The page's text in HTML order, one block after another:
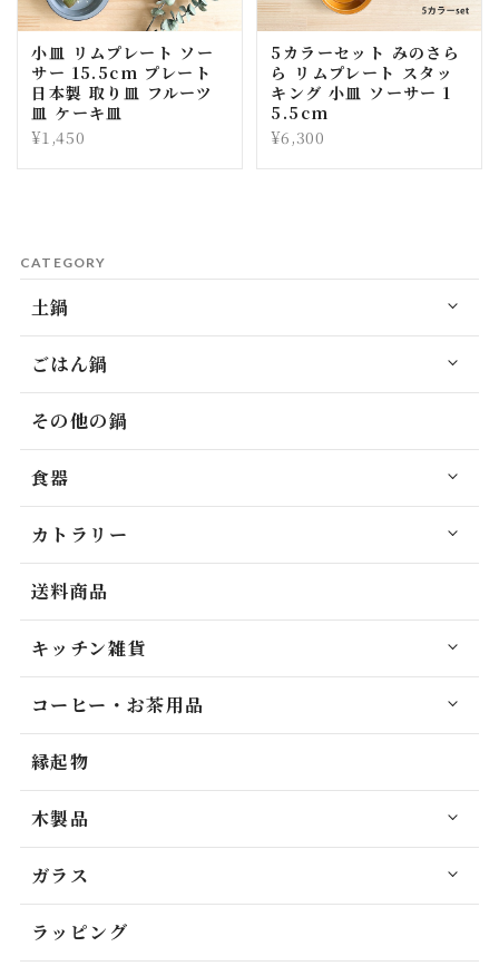
小皿 リムプレート ソー
サー 15.5cm プレート
日本製 取り皿 フルーツ
皿 ケーキ皿
¥1,450
5カラーセット みのさら
ら リムプレート スタッ
キング 小皿 ソーサー 1
5.5cm
¥6,300
CATEGORY
土鍋
ごはん鍋
その他の鍋
食器
カトラリー
送料商品
キッチン雑貨
コーヒー・お茶用品
縁起物
木製品
ガラス
ラッピング